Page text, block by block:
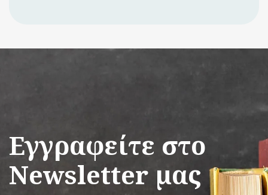
Εγγραφείτε στο
Newsletter μας